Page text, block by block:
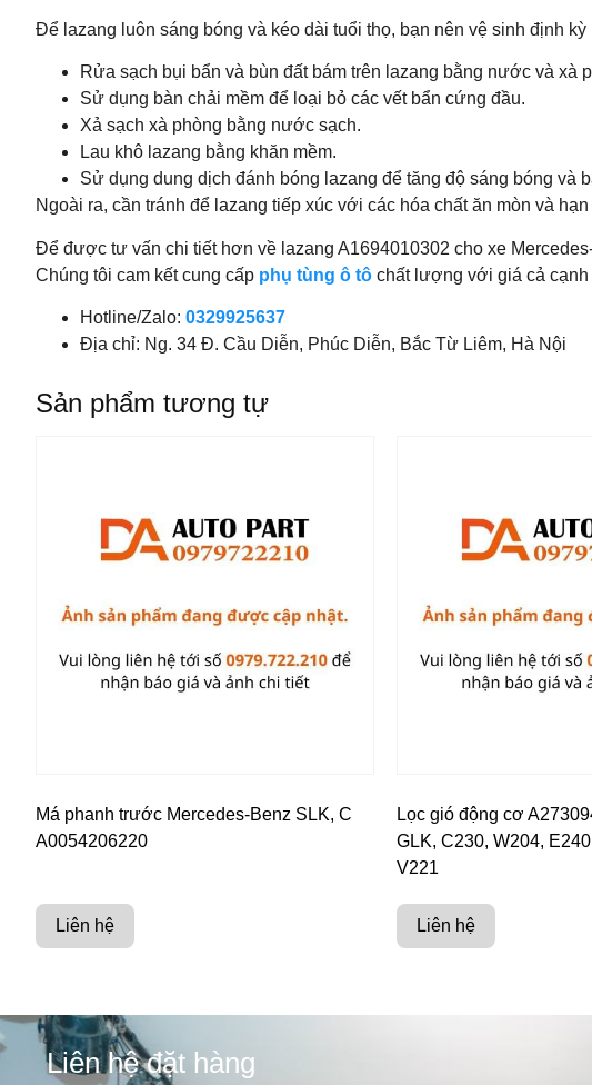
Để lazang luôn sáng bóng và kéo dài tuổi thọ, bạn nên vệ sinh định
Rửa sạch bụi bẩn và bùn đất bám trên lazang bằng nước và xà
Sử dụng bàn chải mềm để loại bỏ các vết bẩn cứng đầu.
Xả sạch xà phòng bằng nước sạch.
Lau khô lazang bằng khăn mềm.
Sử dụng dung dịch đánh bóng lazang để tăng độ sáng bóng và
Ngoài ra, cần tránh để lazang tiếp xúc với các hóa chất ăn mòn và
Để được tư vấn chi tiết hơn về lazang A1694010302 cho xe
Chúng tôi cam kết cung cấp phụ tùng ô tô chất lượng với giá cả cạnh
Hotline/Zalo: 0329925637
Địa chỉ: Ng. 34 Đ. Cầu Diễn, Phúc Diễn, Bắc Từ Liêm, Hà Nội
Sản phẩm tương tự
Má phanh trước Mercedes-Benz SLK, C
A0054206220
Liên hệ
Lọc gió động cơ
GLK, C230, W204,
V221
Liên hệ
Liên hệ đặt hàng